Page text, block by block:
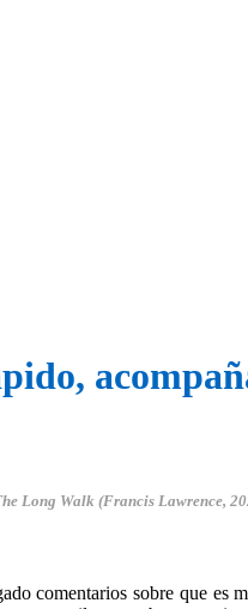
Long Walk (Francis Lawrence,
comentarios sobre que